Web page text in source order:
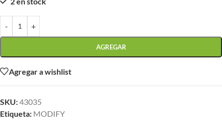
- +
AGREGAR
Agregar a wishlist
SKU:43035
Etiqueta: MODIFY